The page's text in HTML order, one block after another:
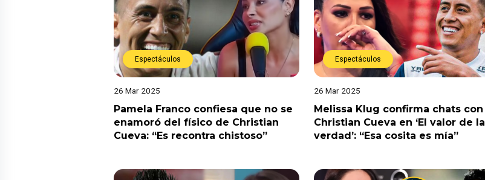
Espectáculos
26 Mar 2025
Pamela Franco confiesa que no se
enamoró del físico de Christian
Cueva: “Es recontra chistoso”
Espectáculos
26 Mar 2025
Melissa Klug confirma chats con
Christian Cueva en ‘El valor de la
verdad’: “Esa cosita es mía”